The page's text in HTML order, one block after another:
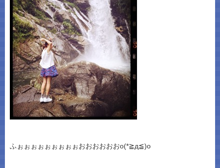
ふぉぉぉぉぉぉぉぉぉおおおおおおo(*≧д≦)o